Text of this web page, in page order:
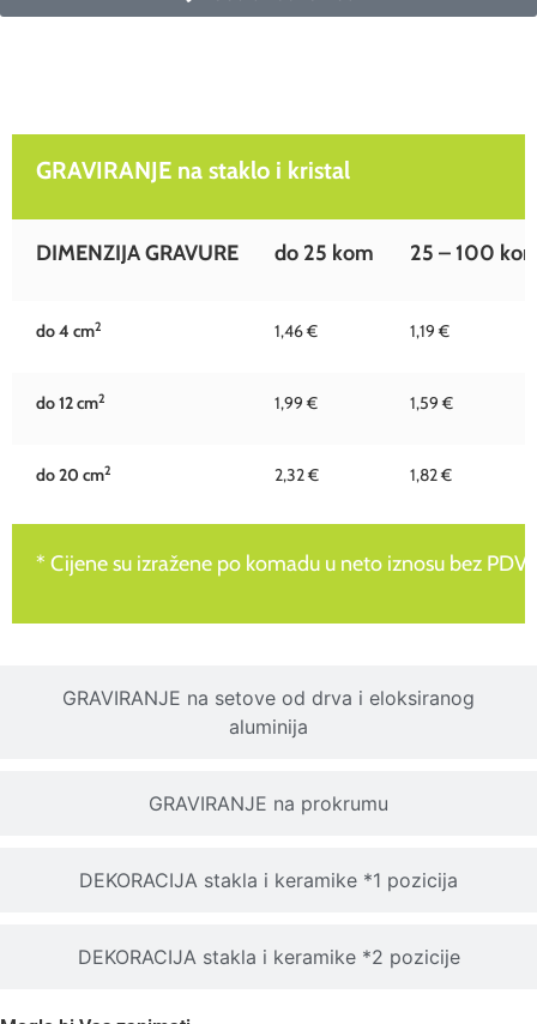
GRAVIRANJE na setove od drva i eloksiranog
aluminija
GRAVIRANJE na prokrumu
DEKORACIJA stakla i keramike *1 pozicija
DEKORACIJA stakla i keramike *2 pozicije
GRAVIRANJE na staklo i kristal
DIMENZIJA GRAVURE do 25 kom 25 – 100
do 4 cm2 1,46 € 1,19 €
do 12 cm2 1,99 € 1,59 €
do 20 cm2 2,32 € 1,82 €
* Cijene su izražene po komadu u neto iznosu bez